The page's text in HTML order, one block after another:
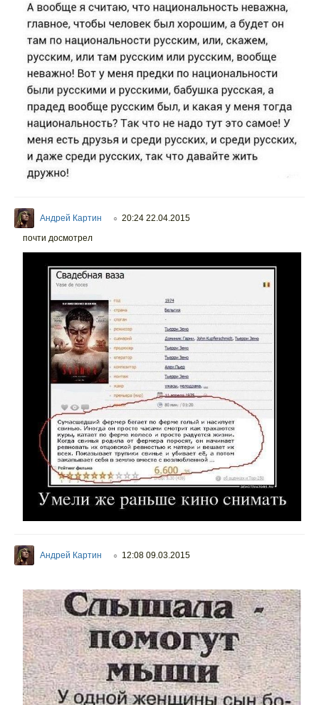
Андрей Картин ○ 20:24 22.04.2015
почти досмотрел
Андрей Картин ○ 12:08 09.03.2015